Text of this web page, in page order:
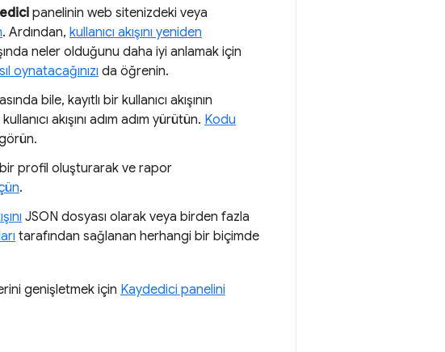
panelinin web sitenizdeki veya
. Ardından, kullanıcı akışını yeniden
neler olduğunu daha iyi anlamak için
oynatacağınızı da öğrenin.
bile, kayıtlı bir kullanıcı akışının
akışını adım adım yürütün. Kodu
profil oluşturarak ve rapor
.
JSON dosyası olarak veya birden fazla
tarafından sağlanan herhangi bir biçimde
genişletmek için Kaydedici panelini